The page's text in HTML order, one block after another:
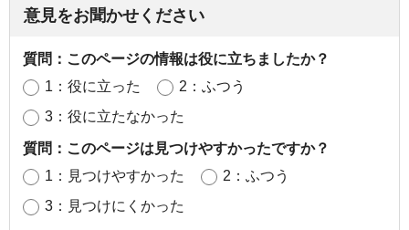
意見をお聞かせください
質問：このページの情報は役に立ちましたか？
1：役に立った
2：ふつう
3：役に立たなかった
質問：このページは見つけやすかったですか？
1：見つけやすかった
2：ふつう
3：見つけにくかった